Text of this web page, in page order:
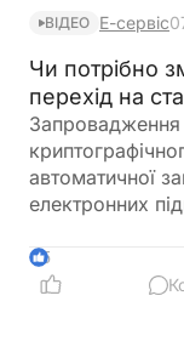
ВІДЕО Е-сервіс
Чи потрібно
перехід на
Запровадження
автоматичної
електронних
ДПС, після
та чи потрібно
5